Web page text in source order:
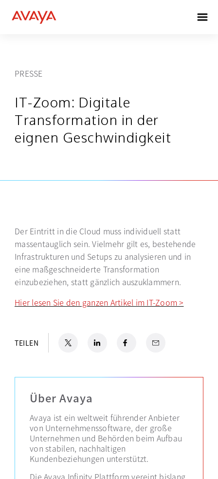
PRESSE
IT-Zoom: Digitale
Transformation in der
eignen Geschwindigkeit
Der Eintritt in die Cloud muss individuell statt
massentauglich sein. Vielmehr gilt es, bestehende
Infrastrukturen und Setups zu analysieren und in
eine maßgeschneiderte Transformation
einzubeziehen, statt gänzlich auszuklammern.
Hier lesen Sie den ganzen Artikel im IT-Zoom >
TEILEN wird in einer neuen Registerkarte geöffnet
LinkedIn
wird in einer neuen Registerkarte
Facebook
wird in einer neuen
Email
Über Avaya
Avaya ist ein weltweit führender Anbieter
von Unternehmenssoftware, der große
Unternehmen und Behörden beim Aufbau
von stabilen, nachhaltigen
Kundenbeziehungen unterstützt.
Die Avaya Infinity Plattform vereint bislang